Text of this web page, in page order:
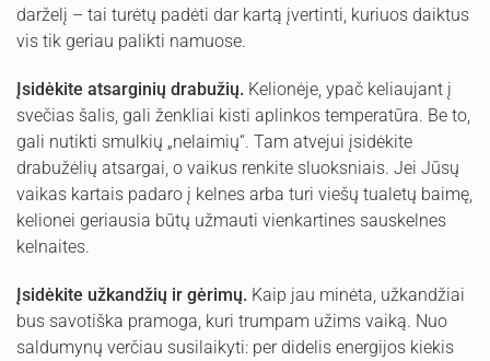
darželį – tai turėtų padėti dar kartą įvertinti, kuriuos daiktus
vis tik geriau palikti namuose.
Įsidėkite atsarginių drabužių. Kelionėje, ypač keliaujant į
svečias šalis, gali ženkliai kisti aplinkos temperatūra. Be to,
gali nutikti smulkių „nelaimių“. Tam atvejui įsidėkite
drabužėlių atsargai, o vaikus renkite sluoksniais. Jei Jūsų
vaikas kartais padaro į kelnes arba turi viešų tualetų baimę,
kelionei geriausia būtų užmauti vienkartines sauskelnes
kelnaites.
Įsidėkite užkandžių ir gėrimų. Kaip jau minėta, užkandžiai
bus savotiška pramoga, kuri trumpam užims vaiką. Nuo
saldumynų verčiau susilaikyti: per didelis energijos kiekis